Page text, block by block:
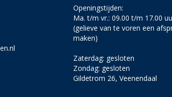
Openingstijden:
Ma. t/m vr.: 09.00 t/m 17.00
(gelieve van te voren een
maken)
Zaterdag: gesloten
Zondag: gesloten
Gildetrom 26, Veenendaal